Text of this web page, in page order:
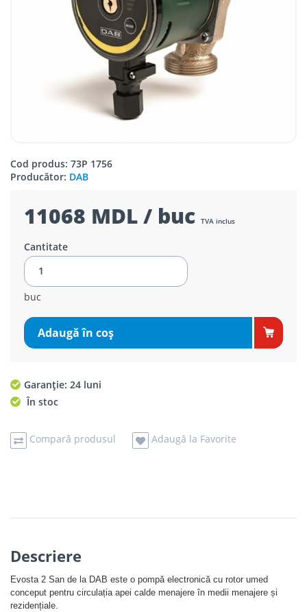
Cod produs: 73P 1756
Producător: DAB
11068 MDL / buc TVA inclus
Cantitate
buc
Adaugă în coş
Garanție: 24 luni
În stoc
Compară produsul Adaugă la Favorite
Descriere
Evosta 2 San de la DAB este o pompă electronică cu rotor umed
conceput pentru circulația apei calde menajere în medii menajere și
rezidențiale.